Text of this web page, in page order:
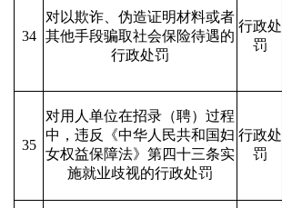
34
对以欺诈、伪造证明材料或者
其他手段骗取社会保险待遇的
行政处罚
行政处
罚
35
对用人单位在招录（聘）过程
中，违反《中华人民共和国妇
女权益保障法》第四十三条实
施就业歧视的行政处罚
行政处
罚